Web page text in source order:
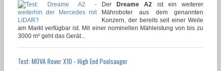
DerDreame A2
ist ein weiterer
Mähroboter aus dem genannten
Konzern, der bereits seit einer Weile
am Markt verfügbar ist. Mit einer nominellen Mähleistung von bis zu
3000 m² geht das Gerät...
Test: MOVA Rover X10 - High End Poolsauger